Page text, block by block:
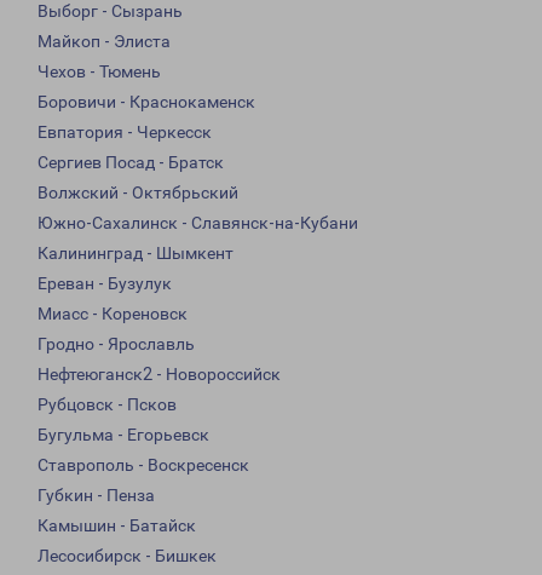
Выборг - Сызрань
Майкоп - Элиста
Чехов - Тюмень
Боровичи - Краснокаменск
Евпатория - Черкесск
Сергиев Посад - Братск
Волжский - Октябрьский
Южно-Сахалинск - Славянск-на-Кубани
Калининград - Шымкент
Ереван - Бузулук
Миасс - Кореновск
Гродно - Ярославль
Нефтеюганск2 - Новороссийск
Рубцовск - Псков
Бугульма - Егорьевск
Ставрополь - Воскресенск
Губкин - Пенза
Камышин - Батайск
Лесосибирск - Бишкек